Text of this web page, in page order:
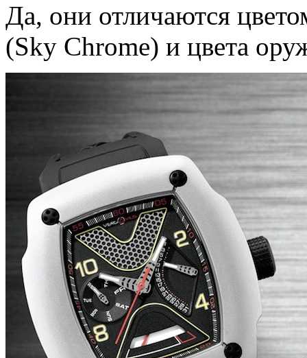
Да, они отличаются
(Sky Chrome) и цвета